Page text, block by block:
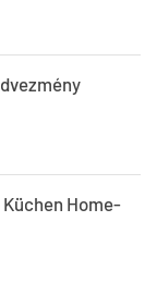
Küchen Home-